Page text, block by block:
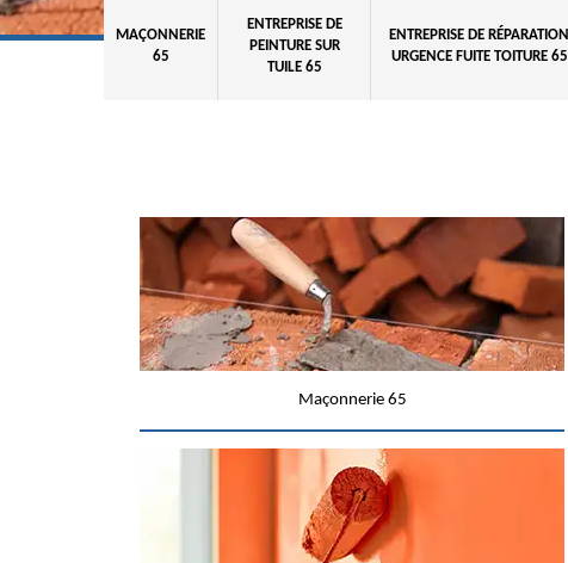
MAÇONNERIE
65
ENTREPRISE DE
PEINTURE SUR
TUILE 65
ENTREPRISE DE RÉPARATION
URGENCE FUITE TOITURE 65
Maçonnerie 65